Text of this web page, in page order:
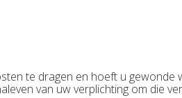
te dragen en hoeft u gewonde
van uw verplichting om die